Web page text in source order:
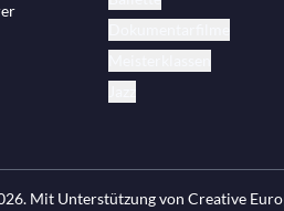
. Mit Unterstützung von Creative